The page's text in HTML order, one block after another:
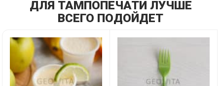
ДЛЯ ТАМПОПЕЧАТИ ЛУЧШЕ
ВСЕГО ПОДОЙДЕТ